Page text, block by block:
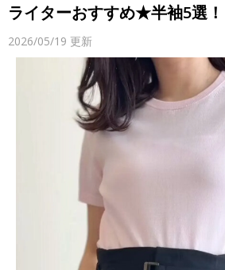
ライターおすすめ★半袖5選！
2026/05/19 更新